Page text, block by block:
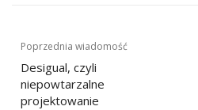
Nawigacja
wpisu
Poprzednia wiadomość
Desigual, czyli
niepowtarzalne
projektowanie